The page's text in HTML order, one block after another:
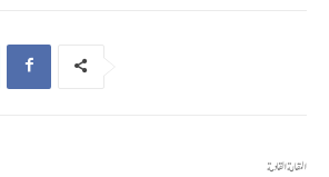
المقالة القادمة